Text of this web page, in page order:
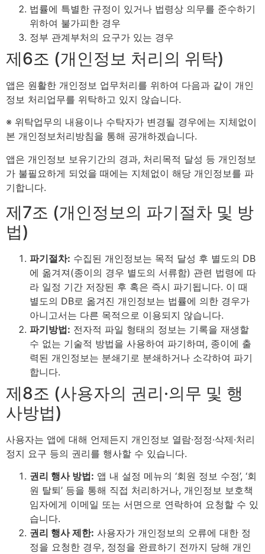
법률에 특별한 규정이 있거나 법령상 의무를 준수하기
위하여 불가피한 경우
정부 관계부처의 요구가 있는 경우
제6조 (개인정보 처리의 위탁)
앱은 원활한 개인정보 업무처리를 위하여 다음과 같이 개인
정보 처리업무를 위탁하고 있지 않습니다.
※ 위탁업무의 내용이나 수탁자가 변경될 경우에는 지체없이
본 개인정보처리방침을 통해 공개하겠습니다.
앱은 개인정보 보유기간의 경과, 처리목적 달성 등 개인정보
가 불필요하게 되었을 때에는 지체없이 해당 개인정보를 파
기합니다.
제7조 (개인정보의 파기절차 및 방
법)
파기절차: 수집된 개인정보는 목적 달성 후 별도의 DB
에 옮겨져(종이의 경우 별도의 서류함) 관련 법령에 따
라 일정 기간 저장된 후 혹은 즉시 파기됩니다. 이 때
별도의 DB로 옮겨진 개인정보는 법률에 의한 경우가
아니고서는 다른 목적으로 이용되지 않습니다.
파기방법: 전자적 파일 형태의 정보는 기록을 재생할
수 없는 기술적 방법을 사용하여 파기하며, 종이에 출
력된 개인정보는 분쇄기로 분쇄하거나 소각하여 파기
합니다.
제8조 (사용자의 권리·의무 및 행
사방법)
사용자는 앱에 대해 언제든지 개인정보 열람·정정·삭제·처리
정지 요구 등의 권리를 행사할 수 있습니다.
권리 행사 방법: 앱 내 설정 메뉴의 ‘회원 정보 수정’, ‘회
원 탈퇴’ 등을 통해 직접 처리하거나, 개인정보 보호책
임자에게 이메일 또는 서면으로 연락하여 요청할 수 있
습니다.
권리 행사 제한: 사용자가 개인정보의 오류에 대한 정
정을 요청한 경우, 정정을 완료하기 전까지 당해 개인